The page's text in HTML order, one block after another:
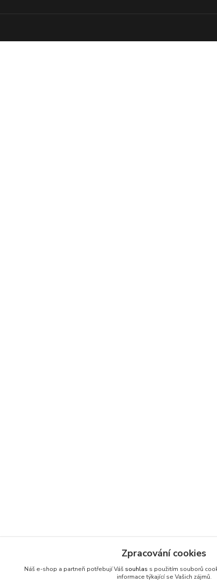
Zpracování cookies
Náš e-shop a partneři potřebují Váš souhlas s použitím souborů
informace týkající se Vašich zájmů.